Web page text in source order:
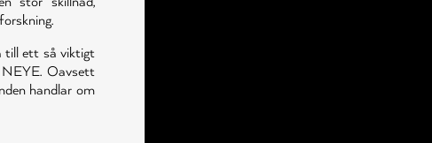
till ett så viktigt
Oavsett
handlar om